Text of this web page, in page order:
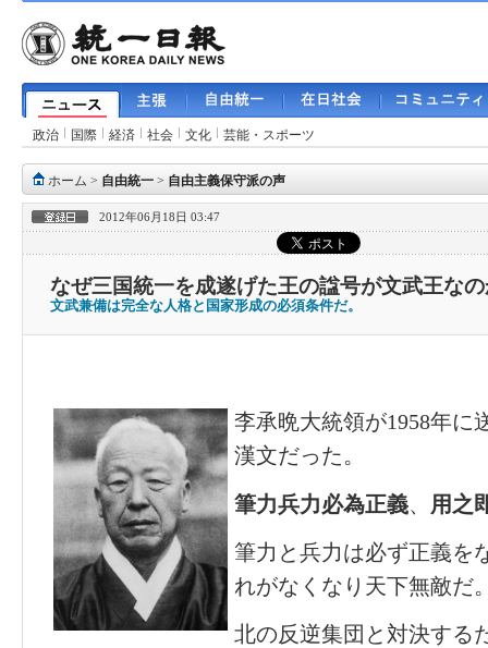
政治 国際 経済 社会 文化 芸能・スポーツ
ホーム > 自由統一 > 自由主義保守派の声
2012年06月18日 03:47
なぜ三国統一を成遂げた王の諡号が文武王な
文武兼備は完全な人格と国家形成の必須条件だ。
李承晩大統領が1958年に
漢文だった。
筆力兵力必為正義、 用之
筆力と兵力は必ず正義を
れがなくなり天下無敵だ
北の反逆集団と対決する